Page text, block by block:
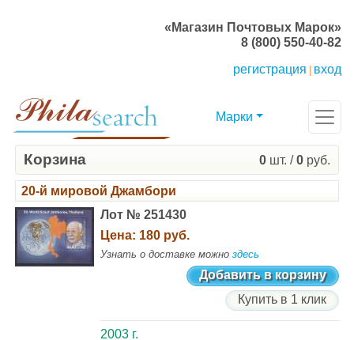
«Магазин Почтовых Марок»
8 (800) 550-40-82
регистрация
вход
Марки
Корзина 0 шт. /0 руб.
20-й мировой Джамбори
Лот № 251430
Цена: 180 руб.
Узнать о доставке можно здесь
Добавить в корзину
Купить в 1 клик
2003 г.